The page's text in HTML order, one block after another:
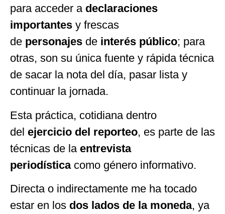
para acceder a declaraciones
importantes y frescas
de personajes de interés público; para
otras, son su única fuente y rápida técnica
de sacar la nota del día, pasar lista y
continuar la jornada.
Esta práctica, cotidiana dentro
del ejercicio del reporteo, es parte de las
técnicas de la entrevista
periodísticacomo género informativo.
Directa o indirectamente me ha tocado
estar en los dos lados de la moneda, ya